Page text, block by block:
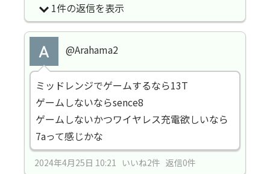
1件の返信を表示
@Arahama2
ミッドレンジでゲームするなら13T
ゲームしないならsence8
ゲームしないかつワイヤレス充電欲しいなら
7aって感じかな
2024年4月25日 10:21 いいね2件 返信0件